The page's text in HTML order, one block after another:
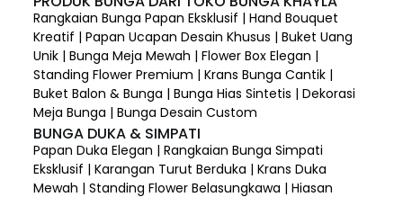
Rangkaian Bunga Papan Eksklusif | Hand Bouquet
Kreatif | Papan Ucapan Desain Khusus | Buket Uang
Unik | Bunga Meja Mewah | Flower Box Elegan |
Standing Flower Premium | Krans Bunga Cantik |
Buket Balon & Bunga | Bunga Hias Sintetis | Dekorasi
Meja Bunga | Bunga Desain Custom
BUNGA DUKA & SIMPATI
Papan Duka Elegan | Rangkaian Bunga Simpati
Eksklusif | Karangan Turut Berduka | Krans Duka
Mewah | Standing Flower Belasungkawa | Hiasan